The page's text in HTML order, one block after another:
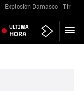
Explosión Damasco Tiroteo
ÚLTIMA
HORA